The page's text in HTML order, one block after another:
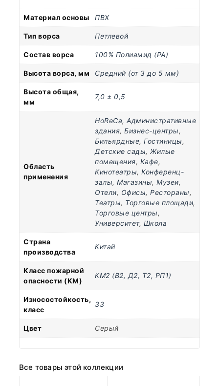
Материал основы ПВХ
Тип ворса Петлевой
Состав ворса 100% Полиамид (PA)
Высота ворса, мм Средний (от 3 до 5 мм)
Высота общая,
мм
7,0 ± 0,5
Область
применения
HoReCa, Административные
здания, Бизнес-центры,
Бильярдные, Гостиницы,
Детские сады, Жилые
помещения, Кафе,
Кинотеатры, Конференц-
залы, Магазины, Музеи,
Отели, Офисы, Рестораны,
Театры, Торговые площади,
Торговые центры,
Университет, Школа
Страна
производства
Китай
Класс пожарной
опасности (КМ)
КМ2 (В2, Д2, Т2, РП1)
Износостойкость,
класс
33
Цвет Серый
Все товары этой коллекции